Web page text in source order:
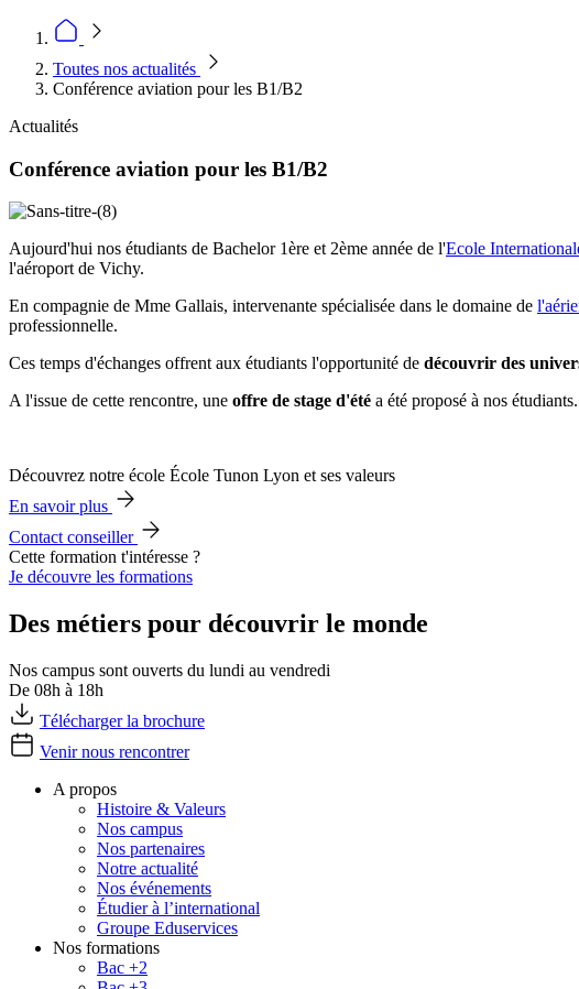
Toutes nos actualités
Conférence aviation pour les B1/B2
Actualités
Conférence aviation pour les B1/B2
Aujourd'hui nos étudiants de Bachelor 1ère et 2ème année de l'Ecole
l'aéroport de Vichy.
En compagnie de Mme Gallais, intervenante spécialisée dans le domaine de
professionnelle.
Ces temps d'échanges offrent aux étudiants l'opportunité de découvrir des
A l'issue de cette rencontre, une offre de stage d'été a été proposé à nos étudiants.
Découvrez notre école École Tunon Lyon et ses valeurs
En savoir plus
Contact conseiller
Cette formation t'intéresse ?
Je découvre les formations
Des métiers pour découvrir le monde
Nos campus sont ouverts du lundi au vendredi
De 08h à 18h
Télécharger la brochure
Venir nous rencontrer
A propos
Histoire & Valeurs
Nos campus
Nos partenaires
Notre actualité
Nos événements
Étudier à l’international
Groupe Eduservices
Nos formations
Bac +2